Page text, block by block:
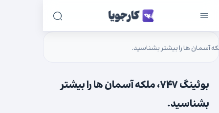
بوئینگ ۷۴۷، ملکه آسمان ها را بیشتر
بشناسید.